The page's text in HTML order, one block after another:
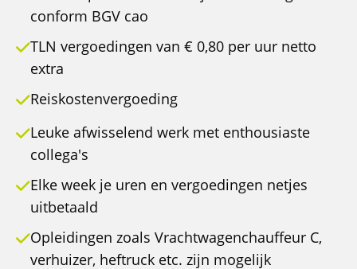
conform BGV cao
TLN vergoedingen van € 0,80 per uur netto
extra
Reiskostenvergoeding
Leuke afwisselend werk met enthousiaste
collega's
Elke week je uren en vergoedingen netjes
uitbetaald
Opleidingen zoals Vrachtwagenchauffeur C,
verhuizer, heftruck etc. zijn mogelijk